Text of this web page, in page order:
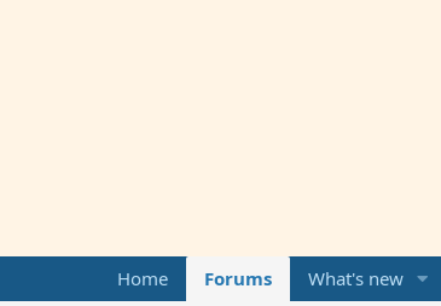
Home Forums What's new